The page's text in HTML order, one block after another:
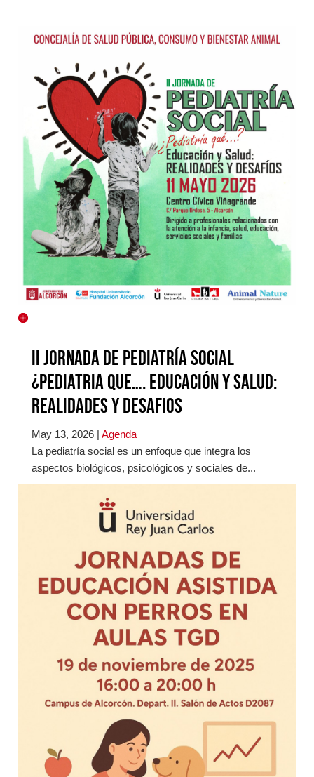
II JORNADA DE PEDIATRÍA SOCIAL
¿Pediatria que…. Educación y Salud:
REALIDADES Y DESAFIOS
May 13, 2026| Agenda
La pediatría social es un enfoque que integra los
aspectos biológicos, psicológicos y sociales de...